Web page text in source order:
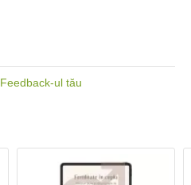
Feedback-ul tău